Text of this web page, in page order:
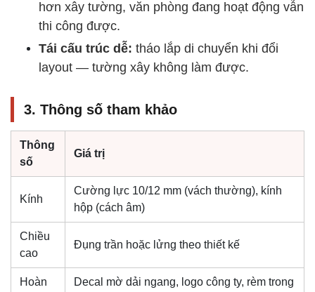
hơn xây tường, văn phòng đang hoạt động vẫn
thi công được.
Tái cấu trúc dễ: tháo lắp di chuyển khi đổi
layout — tường xây không làm được.
3. Thông số tham khảo
Thông
số
Giá trị
Kính
Cường lực 10/12 mm (vách thường), kính
hộp (cách âm)
Chiều
cao
Đụng trần hoặc lửng theo thiết kế
Hoàn
Decal mờ dải ngang, logo công ty, rèm trong